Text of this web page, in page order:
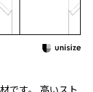
です。 高いスト